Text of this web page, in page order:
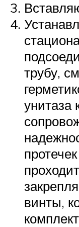
трубу,
унитаза
винты,